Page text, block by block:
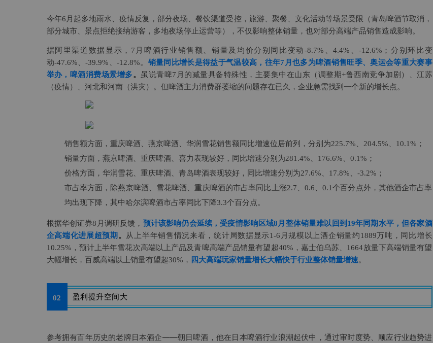
今年6月起多地雨水、疫情反复，部分夜场、餐饮渠道受控，旅游、聚餐、文化活动等场景受限（青岛啤酒节取消，
部分城市、景点拒绝接纳游客，多地夜场停止运营等），不仅影响整体销量，也对部分高端产品销售造成影响。
据阿里渠道数据显示，7月啤酒行业销售额、销量及均价分别同比变动-8.7%、4.4%、-12.6%；分别环比变
动-47.6%、-39.9%、-12.8%。 销量同比增长是得益于气温较高，往年7月也多为啤酒销售旺季、奥运会等重大赛事
举办，啤酒消费场景增多。
虽说青啤7月的减量具备特殊性，主要集中在山东（调整期+鲁西南竞争加剧）、江苏
（疫情）、河北和河南（洪灾）。但啤酒主力消费群萎缩的问题存在已久，企业急需找到一个新的增长点。
销售额方面，重庆啤酒、燕京啤酒、华润雪花销售额同比增速位居前列，分别为225.7%、204.5%、10.1%；
销量方面，燕京啤酒、重庆啤酒、喜力表现较好，同比增速分别为281.4%、176.6%、0.1%；
价格方面，华润雪花、重庆啤酒、青岛啤酒表现较好，同比增速分别为27.6%、17.8%、-3.2%；
市占率方面，除燕京啤酒、雪花啤酒、重庆啤酒的市占率同比上涨2.7、0.6、0.1个百分点外，其他酒企市占率
均出现下降，其中哈尔滨啤酒市占率同比下降3.3个百分点。
根据华创证券8月调研反馈， 预计该影响仍会延续，受疫情影响区域8月整体销量难以回到19年同期水平，但各家酒
企高端化进展超预期 。 从上半年销售情况来看，统计局数据显示1-6月规模以上酒企销量约1889万吨，同比增长
10.25%，预计上半年雪花次高端以上产品及青啤高端产品销量有望超40%，嘉士伯乌苏、1664放量下高端销量有望
大幅增长，百威高端以上销量有望超30%， 四大高端玩家销量增长大幅快于行业整体销量增速。
02 盈利提升空间大
参考拥有百年历史的老牌日本酒企——朝日啤酒，他在日本啤酒行业浪潮起伏中，通过审时度势、顺应行业趋势进